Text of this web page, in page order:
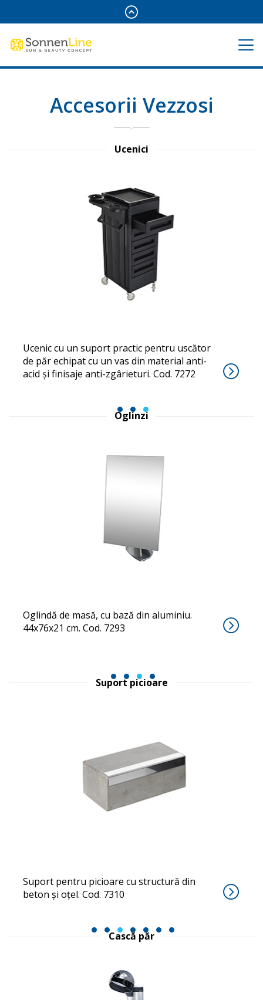
Accesorii Vezzosi
Ucenici
Ucenic cu un suport practic pentru uscător
de păr echipat cu un vas din material anti-
acid și finisaje anti-zgârieturi. Cod. 7272
1 2 3
Oglinzi
Oglindă de masă, cu bază din aluminiu.
44x76x21 cm. Cod. 7293
1 2 3 4
Suport picioare
Suport pentru picioare cu structură din
beton și oțel. Cod. 7310
1 2 3 4 5 6 7
Cască păr